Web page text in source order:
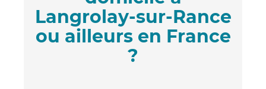
Langrolay-sur-Rance
ou ailleurs en France
?